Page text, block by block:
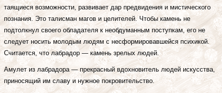
таящиеся возможности, развивает дар предвидения и мистического
познания. Это талисман магов и целителей. Чтобы камень не
подтолкнул своего обладателя к необдуманным поступкам, его не
следует носить молодым людям с несформировавшейся психикой.
Считается, что лабрадор — камень зрелых людей.
Амулет из лабрадора — прекрасный вдохновитель людей искусства,
приносящий им славу и нужное покровительство.